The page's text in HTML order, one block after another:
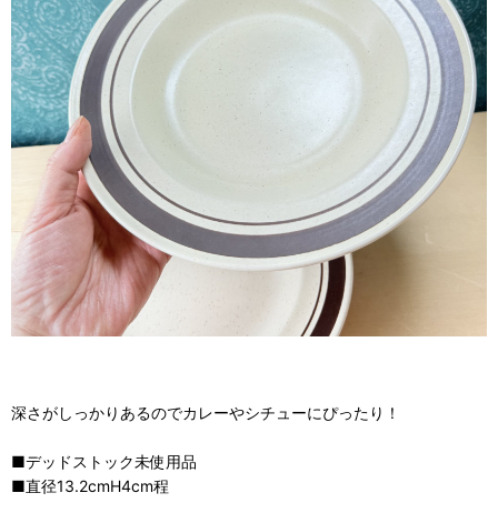
深さがしっかりあるのでカレーやシチューにぴったり！
■デッドストック未使用品
■直径13.2cmH4cm程